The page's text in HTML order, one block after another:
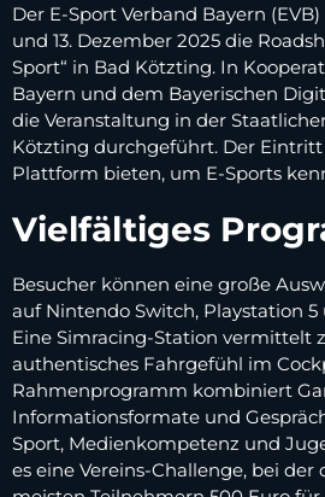
Der E-Sport Verband Bayern
und 13. Dezember 2025 die
Sport“ in Bad Kötzting. In
Bayern und dem Bayerischen
die Veranstaltung in der
Kötzting durchgeführt. Der
Plattform bieten, um E-Sports
Vielfältiges
Besucher können eine große
auf Nintendo Switch, Playstation
Eine Simracing-Station vermittelt
authentisches Fahrgefühl im
Rahmenprogramm kombiniert
Informationsformate und
Sport, Medienkompetenz und
es eine Vereins-Challenge, bei der